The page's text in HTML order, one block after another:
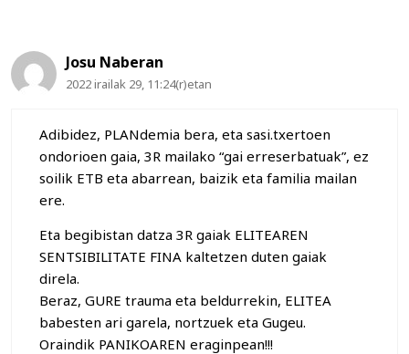
Josu Naberan
2022 irailak 29, 11:24(r)etan
Adibidez, PLANdemia bera, eta sasi.txertoen
ondorioen gaia, 3R mailako “gai erreserbatuak”, ez
soilik ETB eta abarrean, baizik eta familia mailan
ere.
Eta begibistan datza 3R gaiak ELITEAREN
SENTSIBILITATE FINA kaltetzen duten gaiak
direla.
Beraz, GURE trauma eta beldurrekin, ELITEA
babesten ari garela, nortzuek eta Gugeu.
Oraindik PANIKOAREN eraginpean!!!